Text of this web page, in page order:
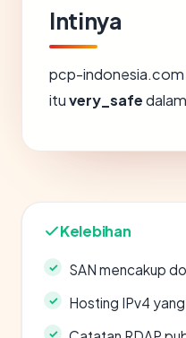
Intinya
pcp-indonesia.com
ituvery_safe
Kelebihan
SAN mencakup
Hosting IPv4